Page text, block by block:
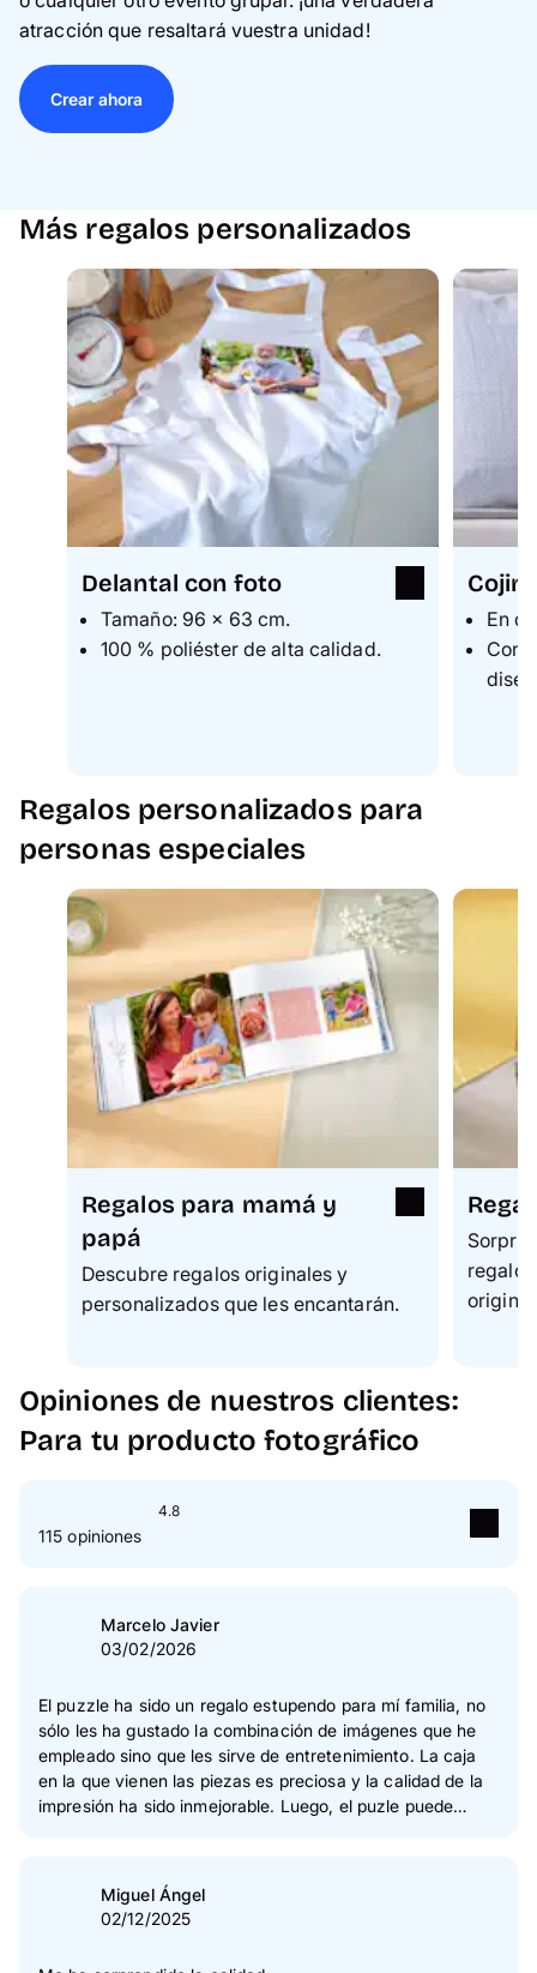
atracción que resaltará vuestra unidad!
Crear ahora
Más regalos personalizados
Delantal con foto
Tamaño: 96 × 63 cm.
100 % poliéster de alta calidad.
En
Con
Regalos personalizados para
personas especiales
Regalos para mamá y
papá
Descubre regalos originales y
personalizados que les encantarán.
regalo
Opiniones de nuestros clientes:
Para tu producto fotográfico
4.8
115 opiniones
Estrella(s)
Estrella(s)
2
Estrella(s)
1 Estrella(s) 1 %
Verificación de las opiniones
Marcelo Javier
03/02/2026
El puzzle ha sido un regalo estupendo para mí familia, no
sólo les ha gustado la combinación de imágenes que he
empleado sino que les sirve de entretenimiento. La caja
en la que vienen las piezas es preciosa y la calidad de la
impresión ha sido inmejorable. Luego, el puzle puede
casa. Enhorabuena a Pixum, una vez más, por vuestro
excelente servicio.
Miguel Ángel
02/12/2025